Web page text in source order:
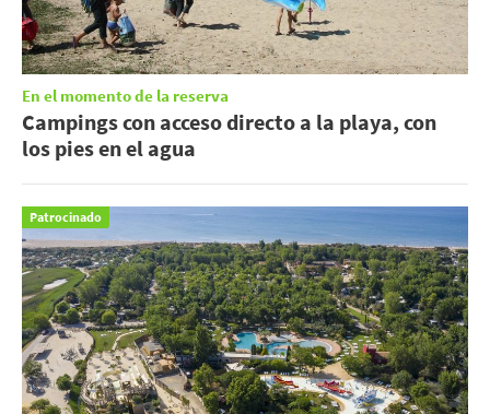
En el momento de la reserva
Campings con acceso directo a la playa, con
los pies en el agua
Patrocinado